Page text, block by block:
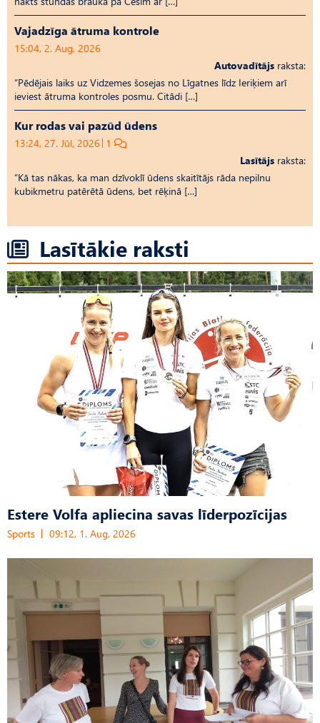
Vajadzīga ātruma kontrole
15:04, 2. Aug, 2026
Autovadītājs raksta:
“Pēdējais laiks uz Vid­ze­mes šosejas no Līgatnes līdz Ieriķiem arī
ieviest ātruma kontroles posmu. Citādi […]
Kur rodas vai pazūd ūdens
13:24, 27. Jūl, 2026 1
Lasītājs raksta:
“Kā tas nākas, ka man dzīvoklī ūdens skaitītājs rāda nepilnu
kubikmetru patērētā ūdens, bet rēķinā […]
Lasītākie raksti
Estere Volfa apliecina savas līderpozīcijas
Sports 09:12, 1. Aug, 2026